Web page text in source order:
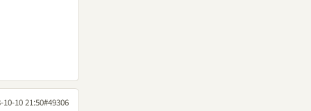
10-10 21:50#49306